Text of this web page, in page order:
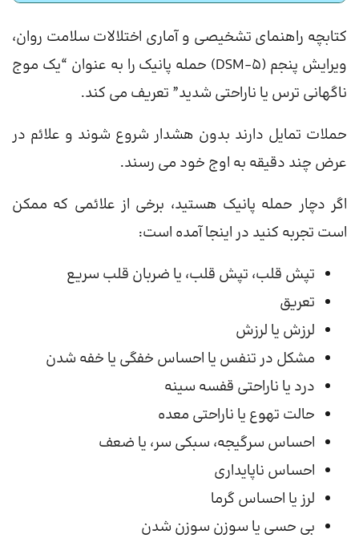
کتابچه راهنمای تشخیصی و آماری اختلالات سلامت روان،
ویرایش پنجم (DSM-5) حمله پانیک را به عنوان “یک موج
ناگهانی ترس یا ناراحتی شدید” تعریف می کند.
حملات تمایل دارند بدون هشدار شروع شوند و علائم در
عرض چند دقیقه به اوج خود می رسند.
اگر دچار حمله پانیک هستید، برخی از علائمی که ممکن
است تجربه کنید در اینجا آمده است:
تپش قلب، تپش قلب، یا ضربان قلب سریع
تعریق
لرزش یا لرزش
مشکل در تنفس یا احساس خفگی یا خفه شدن
درد یا ناراحتی قفسه سینه
حالت تهوع یا ناراحتی معده
احساس سرگیجه، سبکی سر، یا ضعف
احساس ناپایداری
لرز یا احساس گرما
بی حسی یا سوزن سوزن شدن